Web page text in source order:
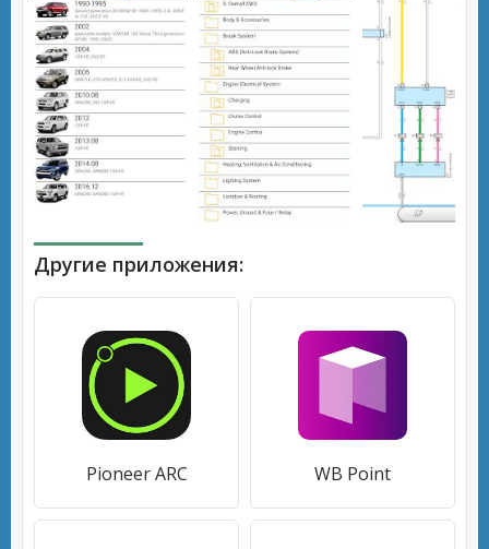
Другие приложения:
Pioneer ARC WB Point